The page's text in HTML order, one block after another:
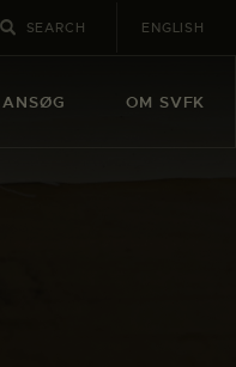
ENGLISH
ANSØG OM SVFK